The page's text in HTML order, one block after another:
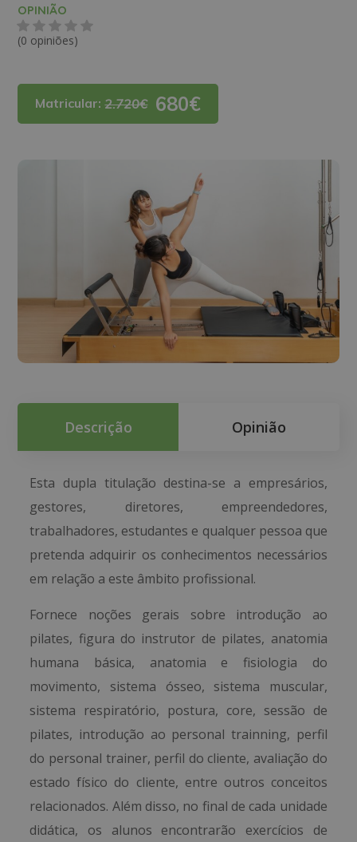
OPINIÃO
(0 opiniões)
Matricular:2.720€ 680€
Descrição Opinião
Esta dupla titulação destina-se a empresários,
gestores, diretores, empreendedores,
trabalhadores, estudantes e qualquer pessoa que
pretenda adquirir os conhecimentos necessários
em relação a este âmbito profissional.
Fornece noções gerais sobre introdução ao
pilates, figura do instrutor de pilates, anatomia
humana básica, anatomia e fisiologia do
movimento, sistema ósseo, sistema muscular,
sistema respiratório, postura, core, sessão de
pilates, introdução ao personal trainning, perfil
do personal trainer, perfil do cliente, avaliação do
estado físico do cliente, entre outros conceitos
relacionados. Além disso, no final de cada unidade
didática, os alunos encontrarão exercícios de